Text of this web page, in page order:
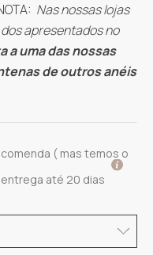
Nas nossas lojas
apresentados no
a uma das nossas
de outros anéis
( mas temos o
até 20 dias